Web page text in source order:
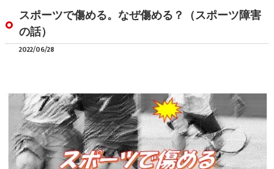
スポーツで傷める。なぜ傷める？（スポーツ障害
の話）
2022/06/28